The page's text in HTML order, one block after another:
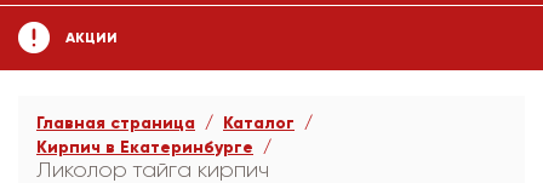
АКЦИИ
Главная страница
Каталог
Кирпич в Екатеринбурге
Ликолор тайга кирпич